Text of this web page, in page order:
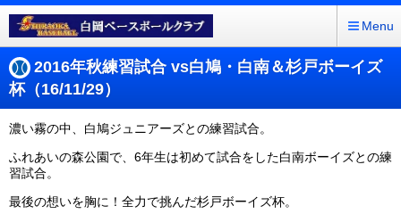
Menu
2016年秋練習試合 vs白鳩・白南＆杉戸ボーイズ
杯（16/11/29）
濃い霧の中、白鳩ジュニアーズとの練習試合。
ふれあいの森公園で、6年生は初めて試合をした白南ボーイズとの練
習試合。
最後の想いを胸に！全力で挑んだ杉戸ボーイズ杯。